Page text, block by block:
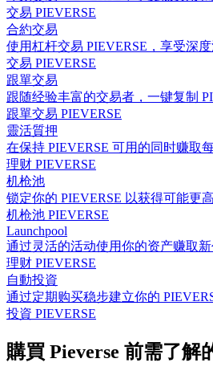
交易 PIEVERSE
合約交易
使用杠杆交易 PIEVERSE，享受深
交易 PIEVERSE
跟單交易
跟随经验丰富的交易者，一键复制
跟單交易 PIEVERSE
靈活質押
在保持 PIEVERSE 可用的同时赚取
理财 PIEVERSE
机枪池
锁定你的 PIEVERSE 以获得可能更
机枪池 PIEVERSE
Launchpool
通过灵活的活动使用你的资产赚取
理财 PIEVERSE
自動投資
通过定期购买稳步建立你的
投資 PIEVERSE
購買 Pieverse 前需了解